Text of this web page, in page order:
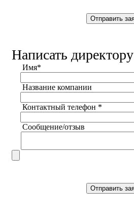
Написать директору
Имя*
Название компании
Контактный телефон *
Сообщение/отзыв